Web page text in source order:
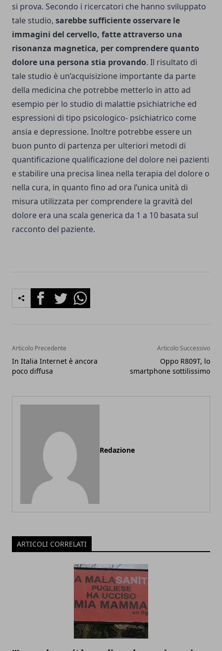
si prova. Secondo i ricercatori che hanno sviluppato
tale studio, sarebbe sufficiente osservare le
immagini del cervello, fatte attraverso una
risonanza magnetica, per comprendere quanto
dolore una persona stia provando. Il risultato di
tale studio è un’acquisizione importante da parte
della medicina che potrebbe metterlo in atto ad
esempio per lo studio di malattie psichiatriche ed
espressioni di tipo psicologico- psichiatrico come
ansia e depressione. Inoltre potrebbe essere un
buon punto di partenza per ulteriori metodi di
quantificazione qualificazione del dolore nei pazienti
e stabilire una precisa linea nella terapia del dolore o
nella cura, in quanto fino ad ora l’unica unità di
misura utilizzata per comprendere la gravità del
dolore era una scala generica da 1 a 10 basata sul
racconto del paziente.
FacebookTwitterWhatsapp
Articolo Precedente
In Italia Internet è ancora
poco diffusa
Articolo Successivo
Oppo R809T, lo
smartphone sottilissimo
Redazione
ARTICOLI CORRELATI